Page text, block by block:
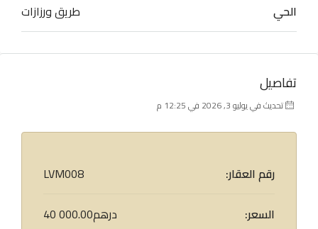
الحي
طريق ورزازات
تفاصيل
تحديث في يوليو 3, 2026 في 12:25 م
رقم العقار:
LVM008
السعر:
40 000.00درهم